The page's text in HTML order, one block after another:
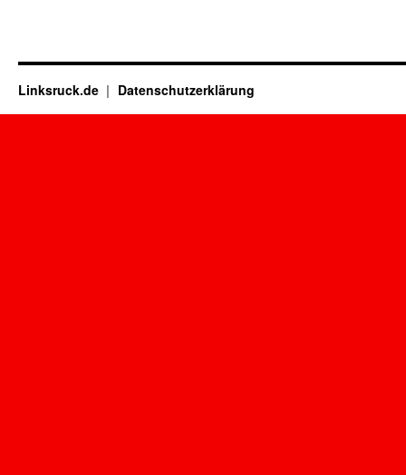
Linksruck.de Datenschutzerklärung